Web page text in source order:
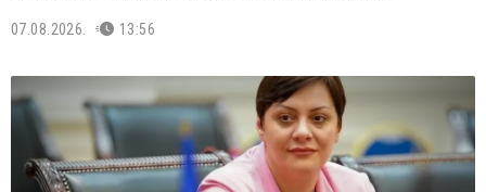
07.08.2026. 13:56